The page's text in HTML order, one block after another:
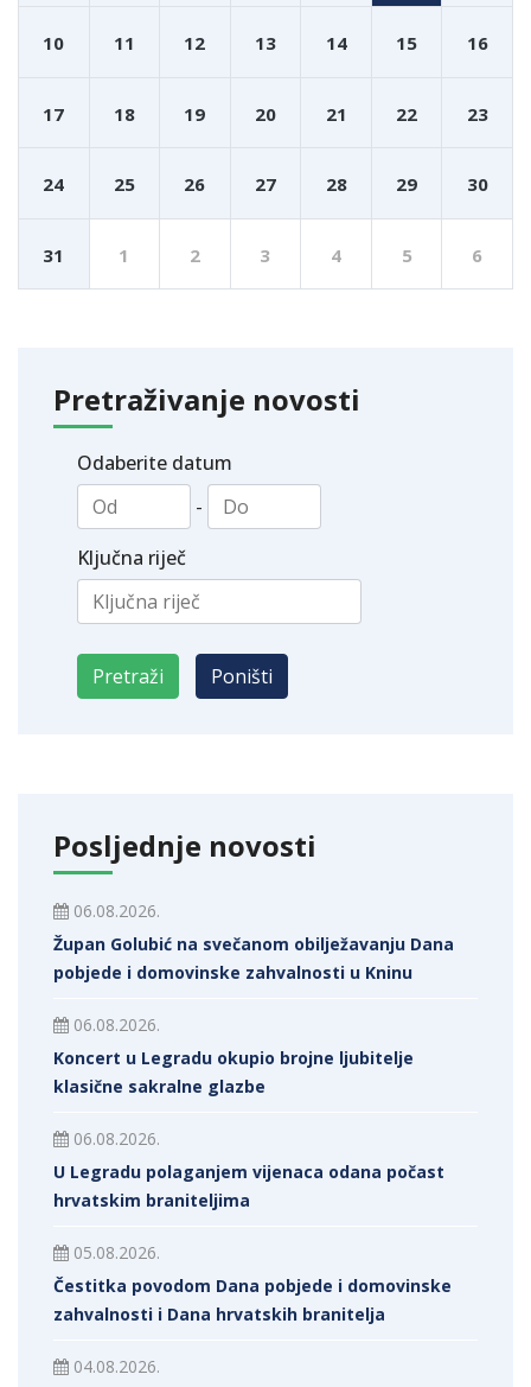
10 11 12 13 14 15 16
17 18 19 20 21 22 23
24 25 26 27 28 29 30
31 1 2 3 4 5 6
Pretraživanje novosti
Odaberite datum
-
Ključna riječ
Posljednje novosti
06.08.2026.
Župan Golubić na svečanom obilježavanju Dana
pobjede i domovinske zahvalnosti u Kninu
06.08.2026.
Koncert u Legradu okupio brojne ljubitelje
klasične sakralne glazbe
06.08.2026.
U Legradu polaganjem vijenaca odana počast
hrvatskim braniteljima
05.08.2026.
Čestitka povodom Dana pobjede i domovinske
zahvalnosti i Dana hrvatskih branitelja
04.08.2026.